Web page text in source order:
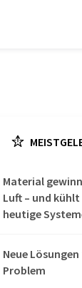
Material
Luft – und
heutige
Neue Lösungen
Problem